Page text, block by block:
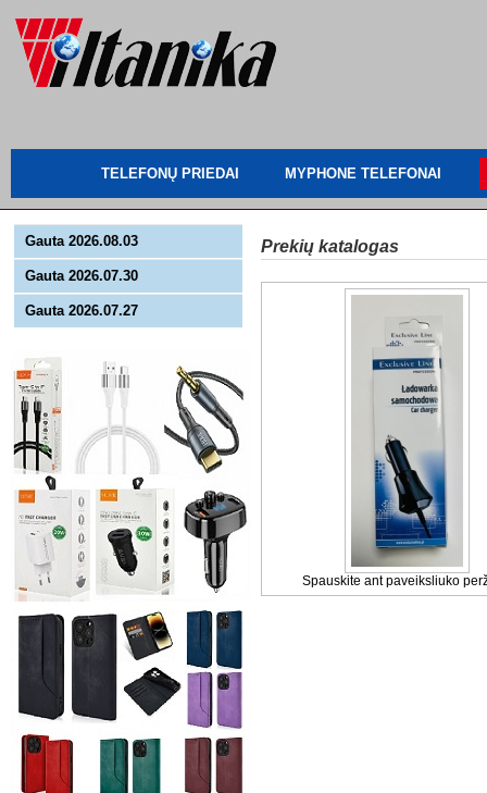
TELEFONŲ PRIEDAI MYPHONE TELEFONAI
Gauta 2026.08.03
Gauta 2026.07.30
Gauta 2026.07.27
Prekių katalogas
Spauskite ant paveiksliuko